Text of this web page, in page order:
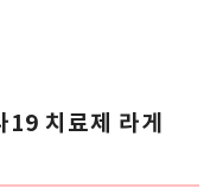
치료제 라게